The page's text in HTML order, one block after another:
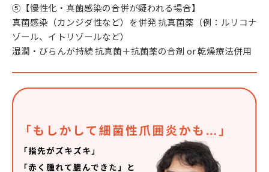
⑤【慢性化・真菌感染の合併が疑われる場合】
真菌感染（カンジダ性など）を併発 抗真菌薬（例：ルリコナ
ゾール、イトリゾールなど）
湿潤・びらんが持続 抗真菌＋抗菌薬の合剤 or 乾燥療法併用